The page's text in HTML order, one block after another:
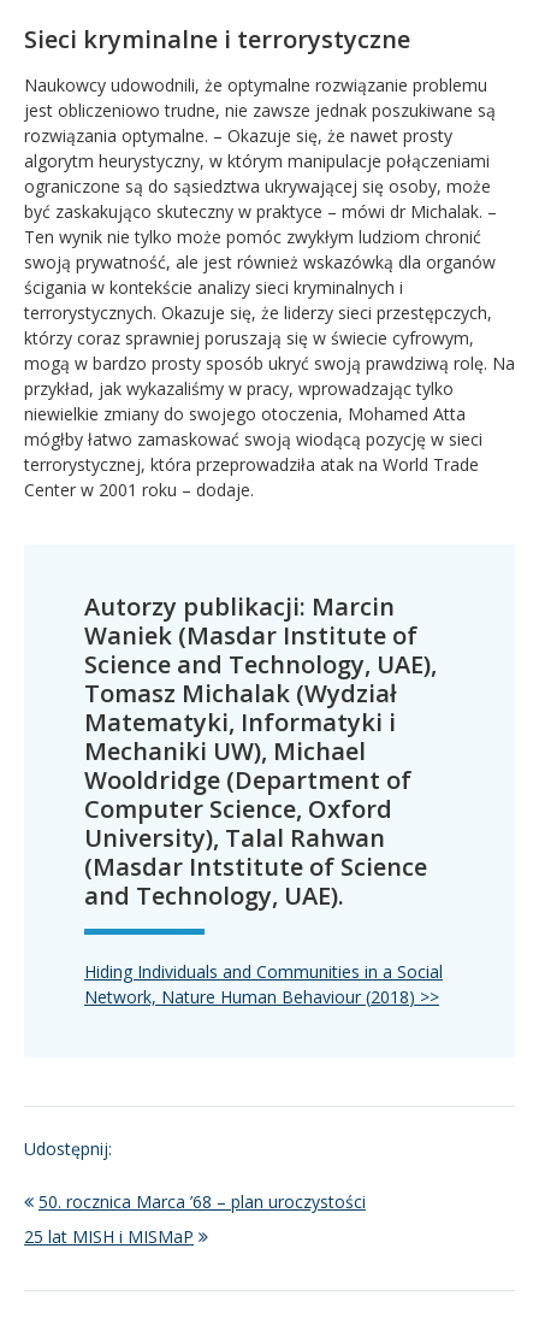
Sieci kryminalne i terrorystyczne
Naukowcy udowodnili, że optymalne rozwiązanie problemu
jest obliczeniowo trudne, nie zawsze jednak poszukiwane są
rozwiązania optymalne. – Okazuje się, że nawet prosty
algorytm heurystyczny, w którym manipulacje połączeniami
ograniczone są do sąsiedztwa ukrywającej się osoby, może
być zaskakująco skuteczny w praktyce – mówi dr Michalak. –
Ten wynik nie tylko może pomóc zwykłym ludziom chronić
swoją prywatność, ale jest również wskazówką dla organów
ścigania w kontekście analizy sieci kryminalnych i
terrorystycznych. Okazuje się, że liderzy sieci przestępczych,
którzy coraz sprawniej poruszają się w świecie cyfrowym,
mogą w bardzo prosty sposób ukryć swoją prawdziwą rolę. Na
przykład, jak wykazaliśmy w pracy, wprowadzając tylko
niewielkie zmiany do swojego otoczenia, Mohamed Atta
mógłby łatwo zamaskować swoją wiodącą pozycję w sieci
terrorystycznej, która przeprowadziła atak na World Trade
Center w 2001 roku – dodaje.
Autorzy publikacji: Marcin
Waniek (Masdar Institute of
Science and Technology, UAE),
Tomasz Michalak (Wydział
Matematyki, Informatyki i
Mechaniki UW), Michael
Wooldridge (Department of
Computer Science, Oxford
University), Talal Rahwan
(Masdar Intstitute of Science
and Technology, UAE).
Hiding Individuals and Communities in a Social
Network, Nature Human Behaviour (2018) >>
Udostępnij:
50. rocznica Marca ’68 – plan uroczystości
25 lat MISH i MISMaP